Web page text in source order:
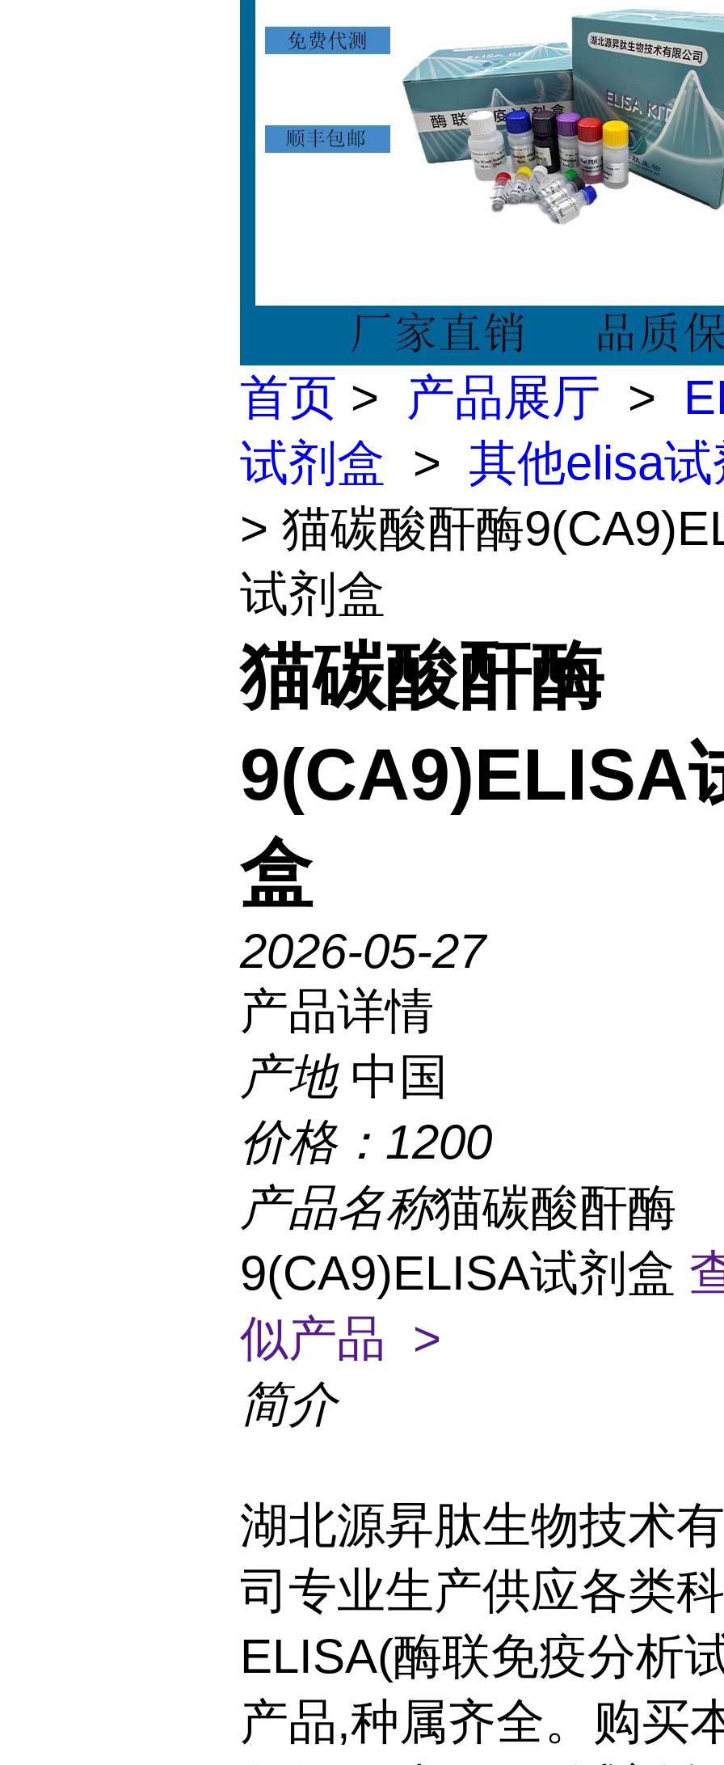
首页 > 产品展厅 >
试剂盒 > 其他elisa
> 猫碳酸酐酶
试剂盒
猫碳酸酐酶
9(CA9)ELISA
盒
2026-05-27
产品详情
产地 中国
价格： 1200
产品名称猫碳酸酐酶
9(CA9)ELISA试剂盒
似产品 >
简介
湖北源昇肽生物技术
司专业生产供应各类
ELISA(酶联免疫分析
产品,种属齐全。购买